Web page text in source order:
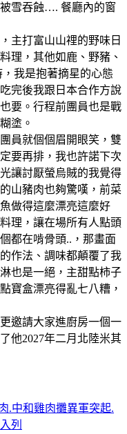
雪吞蝕…. 餐廳內的窗
主打富山山𥚃的野味日
理，其他如鹿、野豬、
我是抱著摘星的心態
完後我跟日本合作方說
要。行程前團員也是戰
塗。
員就個個眉開眼笑，雙
要再排，我也許諾下次
讓討厭螢烏賊的我覺得
山豬肉也夠驚嘆，前菜
做得這麼漂亮這麼好
理，讓在場所有人點頭
都在啃骨頭..，那畫面
作法、調味都顛覆了我
也是一絕，主甜點柿子
寶盒漂亮得亂七八糟，
邀請大家進廚房一個一
他2027年二月北陸米其
.中和雞肉攤異軍突起.
列